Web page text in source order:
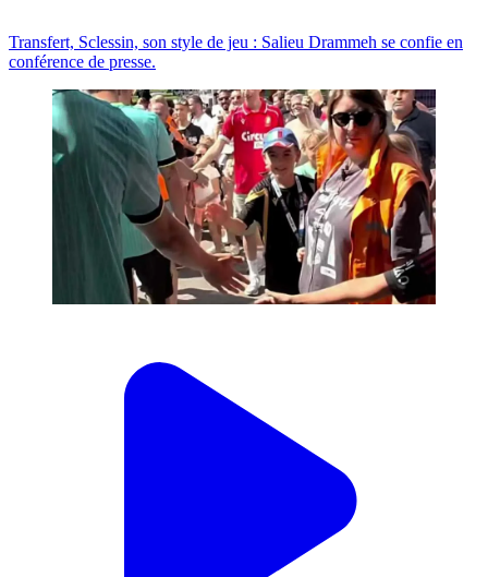
Transfert, Sclessin, son style de jeu : Salieu Drammeh se confie en
conférence de presse.